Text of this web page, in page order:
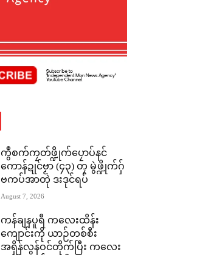
ကွဳစက်ကၠတ်ဖ္ဍိုက်ပၠောပ်နင်
ကောန်ဍုင်ဗၟာ (၄၃) တၠ မွဲဖ္ဍိုက်ဂှ်
ဗကပ်အာတုဲ ဒးဒုင်ရပ်
August 7, 2026
ကန်ချနပူရီ ကလေးထိန်း
ကျောင်းကို ယာဉ်တစ်စီး
အရှိန်လွန်ဝင်တိုက်ပြီး ကလေး